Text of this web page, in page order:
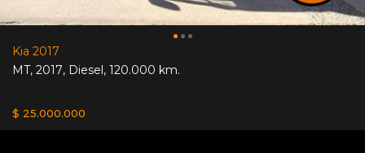
Kia 2017
MT, 2017, Diesel, 120.000 km.
$ 25.000.000